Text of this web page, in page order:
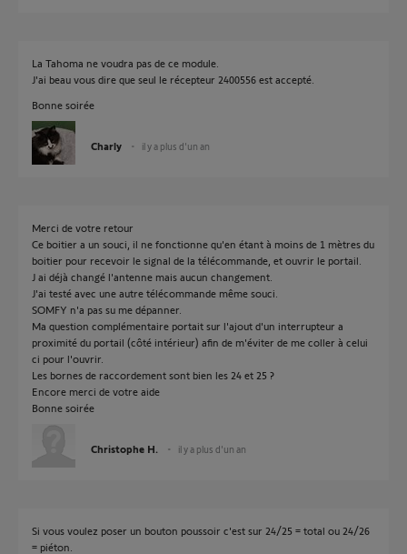
La Tahoma ne voudra pas de ce module.
J'ai beau vous dire que seul le récepteur 2400556 est accepté.
Bonne soirée
Charly il y a plus d'un an
Merci de votre retour
Ce boitier a un souci, il ne fonctionne qu'en étant à moins de 1 mètres du
boitier pour recevoir le signal de la télécommande, et ouvrir le portail.
J ai déjà changé l'antenne mais aucun changement.
J'ai testé avec une autre télécommande même souci.
SOMFY n'a pas su me dépanner.
Ma question complémentaire portait sur l'ajout d'un interrupteur a
proximité du portail (côté intérieur) afin de m'éviter de me coller à celui
ci pour l'ouvrir.
Les bornes de raccordement sont bien les 24 et 25 ?
Encore merci de votre aide
Bonne soirée
Christophe H. il y a plus d'un an
Si vous voulez poser un bouton poussoir c'est sur 24/25 = total ou 24/26
= piéton.